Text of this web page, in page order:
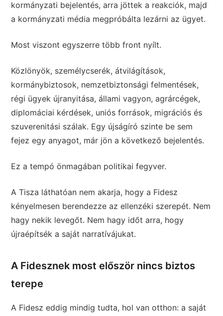
kormányzati bejelentés, arra jöttek a reakciók, majd
a kormányzati média megpróbálta lezárni az ügyet.
Most viszont egyszerre több front nyílt.
Közlönyök, személycserék, átvilágítások,
kormánybiztosok, nemzetbiztonsági felmentések,
régi ügyek újranyitása, állami vagyon, agrárcégek,
diplomáciai kérdések, uniós források, migrációs és
szuverenitási szálak. Egy újságíró szinte be sem
fejez egy anyagot, már jön a következő bejelentés.
Ez a tempó önmagában politikai fegyver.
A Tisza láthatóan nem akarja, hogy a Fidesz
kényelmesen berendezze az ellenzéki szerepét. Nem
hagy nekik levegőt. Nem hagy időt arra, hogy
újraépítsék a saját narratívájukat.
A Fidesznek most először nincs biztos
terepe
A Fidesz eddig mindig tudta, hol van otthon: a saját